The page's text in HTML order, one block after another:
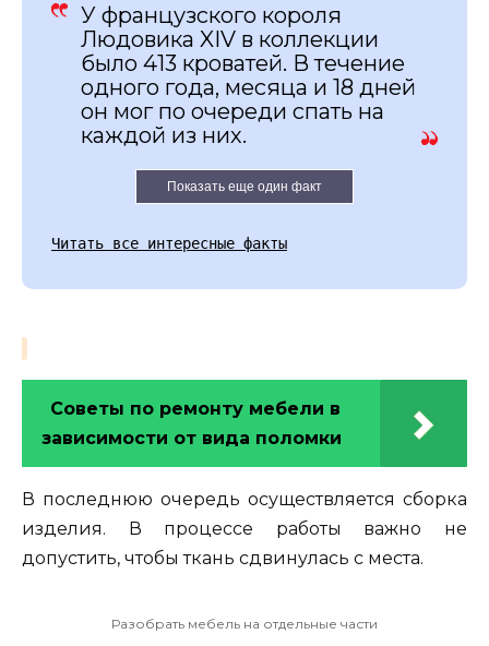
У французского короля
Людовика XIV в коллекции
было 413 кроватей. В течение
одного года, месяца и 18 дней
он мог по очереди спать на
каждой из них.
Показать еще один факт
Читать все интересные факты
Советы по ремонту мебели в
зависимости от вида поломки
В последнюю очередь осуществляется сборка
изделия. В процессе работы важно не
допустить, чтобы ткань сдвинулась с места.
Разобрать мебель на отдельные части